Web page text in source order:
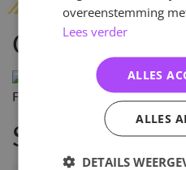
Omschrijving
Specificaties
overeenstemming
Lees verder
ALLES
ALLES
DETAILS